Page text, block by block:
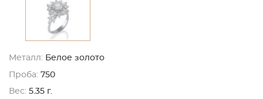
Металл: Белое золото
Проба: 750
Вес: 5.35 г.